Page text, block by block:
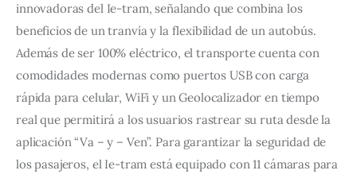
innovadoras del Ie-tram, señalando que combina los
beneficios de un tranvía y la flexibilidad de un autobús.
Además de ser 100% eléctrico, el transporte cuenta con
comodidades modernas como puertos USB con carga
rápida para celular, WiFi y un Geolocalizador en tiempo
real que permitirá a los usuarios rastrear su ruta desde la
aplicación “Va – y – Ven”. Para garantizar la seguridad de
los pasajeros, el Ie-tram está equipado con 11 cámaras para